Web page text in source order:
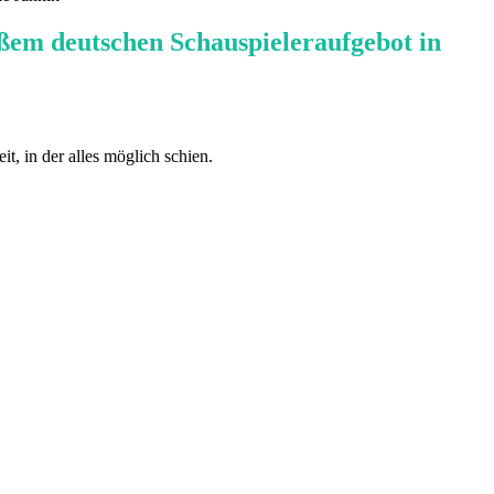
deutschen Schauspieleraufgebot in
in der alles möglich schien.